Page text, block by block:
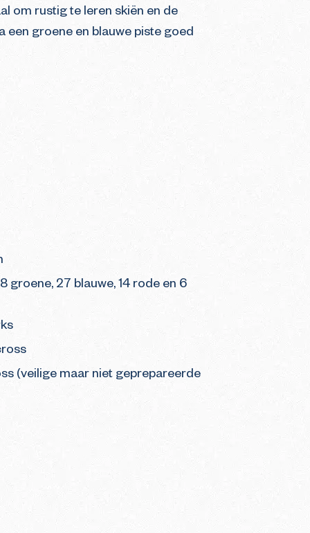
om rustig te leren skiën en de
groene en blauwe piste goed
groene, 27 blauwe, 14 rode en 6
(veilige maar niet geprepareerde